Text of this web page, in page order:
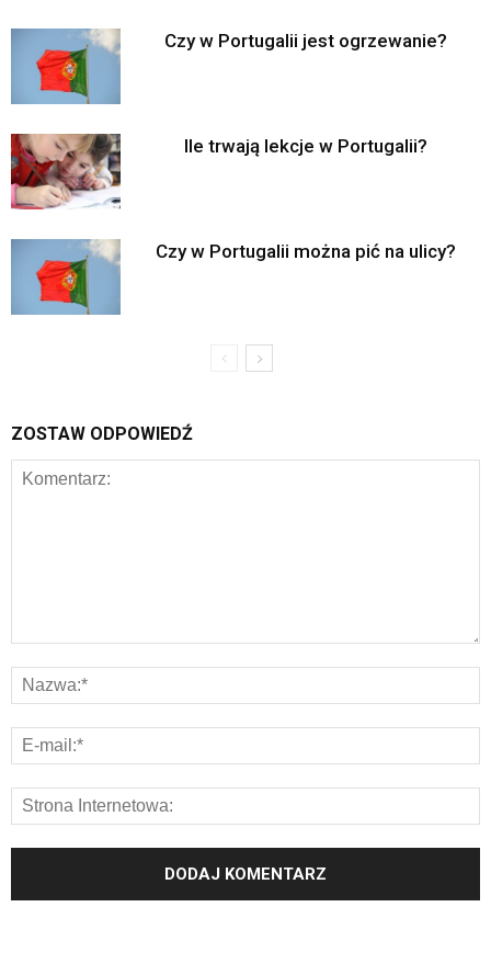
Czy w Portugalii jest ogrzewanie?
Ile trwają lekcje w Portugalii?
Czy w Portugalii można pić na ulicy?
ZOSTAW ODPOWIEDŹ